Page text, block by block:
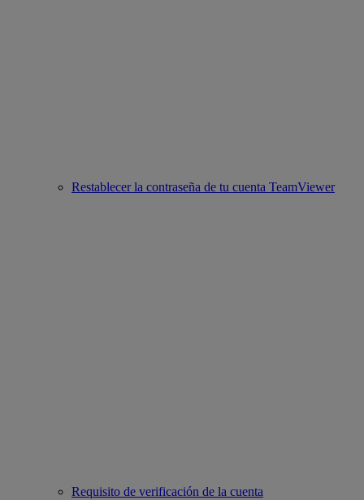
Restablecer la contraseña de tu cuenta TeamViewer
Requisito de verificación de la cuenta